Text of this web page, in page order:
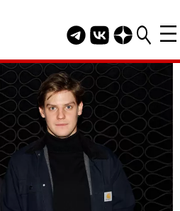
Telegram канал
Группа HELLO
Канал